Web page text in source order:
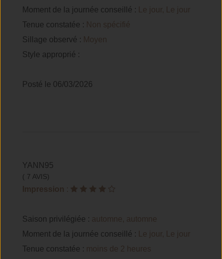
Moment de la journée conseillé :
Le jour, Le jour
Tenue constatée : Non spécifié
Sillage observé : Moyen
Style approprié :
Posté le 06/03/2026
YANN95
( 7 AVIS)
Impression :
Saison privilégiée : automne, automne
Moment de la journée conseillé :
Le jour, Le jour
Tenue constatée :
moins de 2 heures